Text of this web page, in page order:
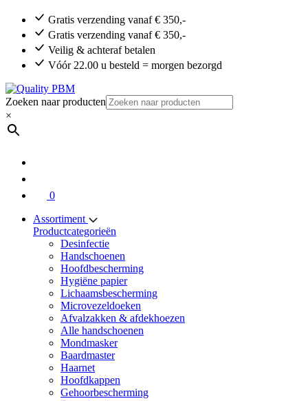
Gratis verzending vanaf € 350,-
Gratis verzending vanaf € 350,-
Veilig & achteraf betalen
Vóór 22.00 u besteld = morgen bezorgd
Zoeken naar producten
×
0
Assortiment
Productcategorieën
Desinfectie
Handschoenen
Hoofdbescherming
Hygiëne papier
Lichaamsbescherming
Microvezeldoeken
Afvalzakken & afdekhoezen
Alle handschoenen
Mondmasker
Baardmaster
Haarnet
Hoofdkappen
Gehoorbescherming